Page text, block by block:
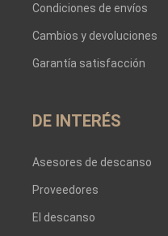
Condiciones de envíos
Cambios y devoluciones
Garantía satisfacción
DE INTERÉS
Asesores de descanso
Proveedores
El descanso